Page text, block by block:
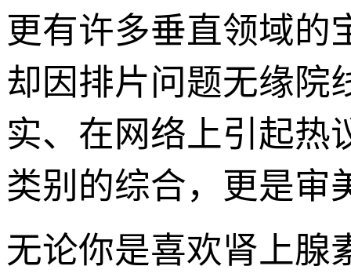
更有许多垂直领域的
却因排片问题无缘院
实、在网络上引起热
类别的综合，更是审
无论你是喜欢肾上腺